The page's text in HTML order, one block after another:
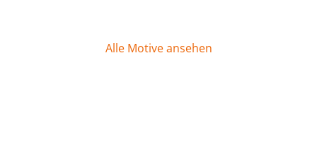
Alle Motive ansehen